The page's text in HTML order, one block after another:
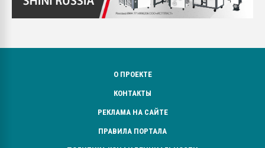
О ПРОЕКТЕ
КОНТАКТЫ
РЕКЛАМА НА САЙТЕ
ПРАВИЛА ПОРТАЛА